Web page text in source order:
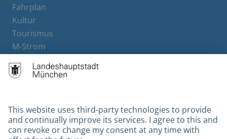
Fahrplan
Kultur
Tourismus
M-Strom
Hotels
Contact
Barrierefreiheit